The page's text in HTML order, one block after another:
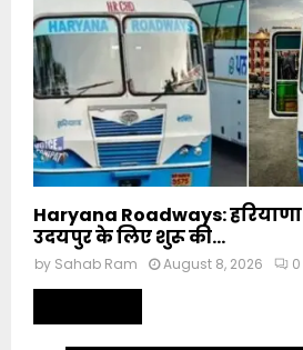
Haryana Roadways:
उदयपुर के लिए शुरू की...
by Sahab Ram August 8, 2026 0